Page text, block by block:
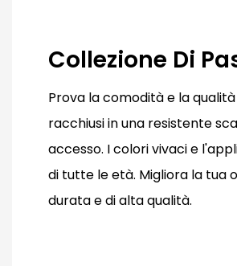
Collezione Di
Prova la comodità e la
racchiusi in una resistente
accesso. I colori vivaci e
di tutte le età. Migliora la tua
durata e di alta qualità.